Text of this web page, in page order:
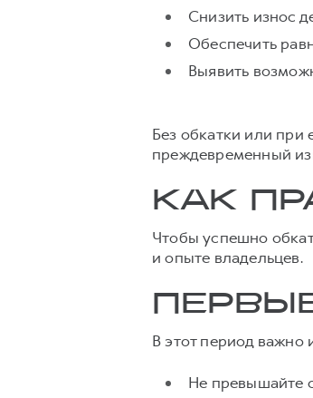
Снизить износ
Обеспечить
Выявить
Без обкатки или при
преждевременный
КАК
Чтобы успешно
и опыте владельцев.
В этот период важно
Не превышайте